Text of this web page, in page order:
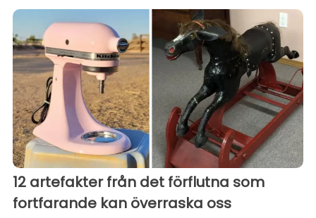
12 artefakter från det förflutna som
fortfarande kan överraska oss